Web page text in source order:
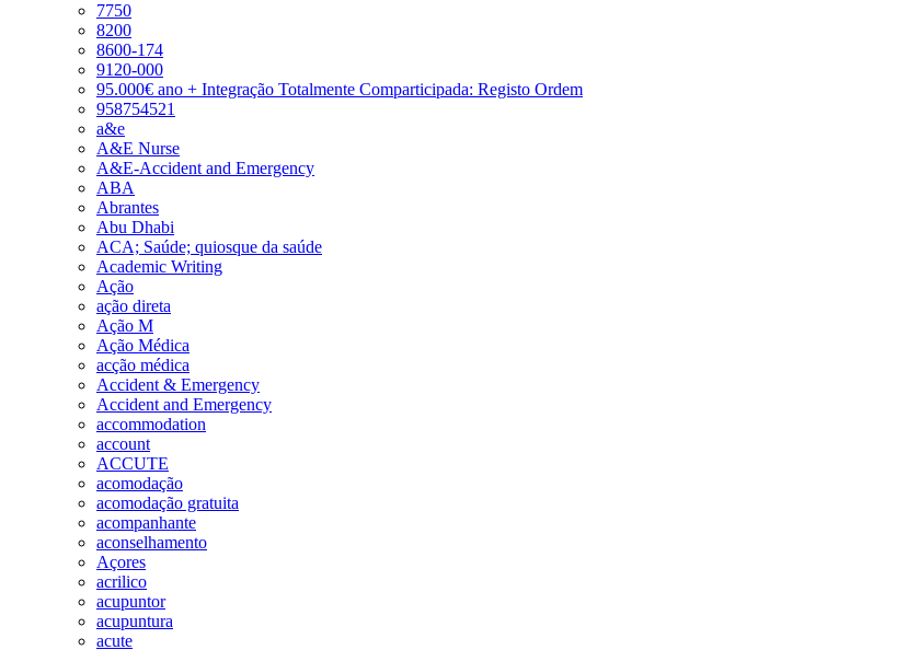
7750
8200
8600-174
9120-000
95.000€ ano + Integração Totalmente Comparticipada: Registo Ordem
958754521
a&e
A&E Nurse
A&E-Accident and Emergency
ABA
Abrantes
Abu Dhabi
ACA; Saúde; quiosque da saúde
Academic Writing
Ação
ação direta
Ação M
Ação Médica
acção médica
Accident & Emergency
Accident and Emergency
accommodation
account
ACCUTE
acomodação
acomodação gratuita
acompanhante
aconselhamento
Açores
acrilico
acupuntor
acupuntura
acute